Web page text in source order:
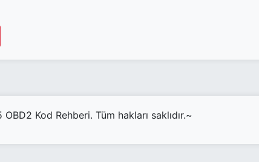
Kod Rehberi. Tüm hakları saklıdır.~